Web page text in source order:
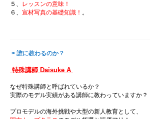
５ 、 レッスンの意味！
６ 、 宣材写真の基礎知識！ 。
> 誰に教わるのか？
特殊講師 Daisuke A
なぜ特殊講師と呼ばれているか？
実際のモデル実績がある講師に教わっていますか？
プロモデルの海外挑戦や大型の新人教育として、